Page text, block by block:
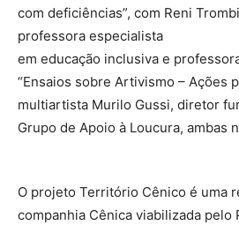
com deficiências”, com Reni
professora especialista
em educação inclusiva e
“Ensaios sobre Artivismo – Ações
multiartista Murilo Gussi, diretor
Grupo de Apoio à Loucura, ambas
O projeto Território Cênico é uma
companhia Cênica viabilizada pelo